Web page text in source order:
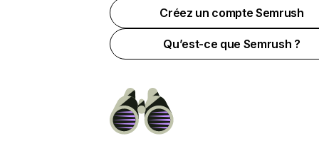
Créez un compte Semrush
Qu’est-ce que Semrush ?